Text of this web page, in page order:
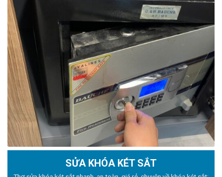
SỬA KHÓA KÉT SẮT